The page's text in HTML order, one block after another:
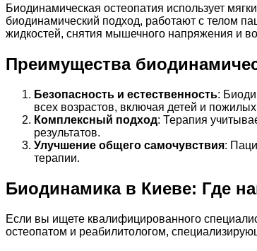
Биодинамическая остеопатия использует
биодинамический подход, работают с телом
жидкостей, снятия мышечного напряжения и
Преимущества
Безопасность и естественность:
всех возрастов, включая детей и
Комплексный подход: Терапия
результатов.
Улучшение общего самочувствия:
терапии.
Биодинамика в Киеве: Где
Если вы ищете квалифицированного
остеопатом и реабилитологом,